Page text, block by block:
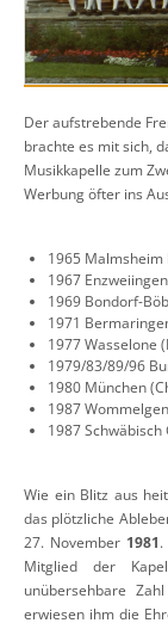
Der aufstrebende
brachte es mit sich,
Musikkapelle zum
Werbung öfter ins
1965
1967 Enzweiingen
1969 Bondorf-
1971
1977 Wasselone
1979/83/89/96
1980 München
1987
1987 Schwäbisch
Wie ein Blitz aus
das plötzliche
27. November 1981
Mitglied der
unübersehbare
erwiesen ihm die